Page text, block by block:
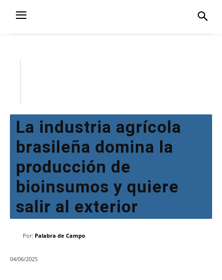
La industria agrícola
brasileña domina la
producción de
bioinsumos y quiere
salir al exterior
Por: Palabra de Campo
04/06/2025